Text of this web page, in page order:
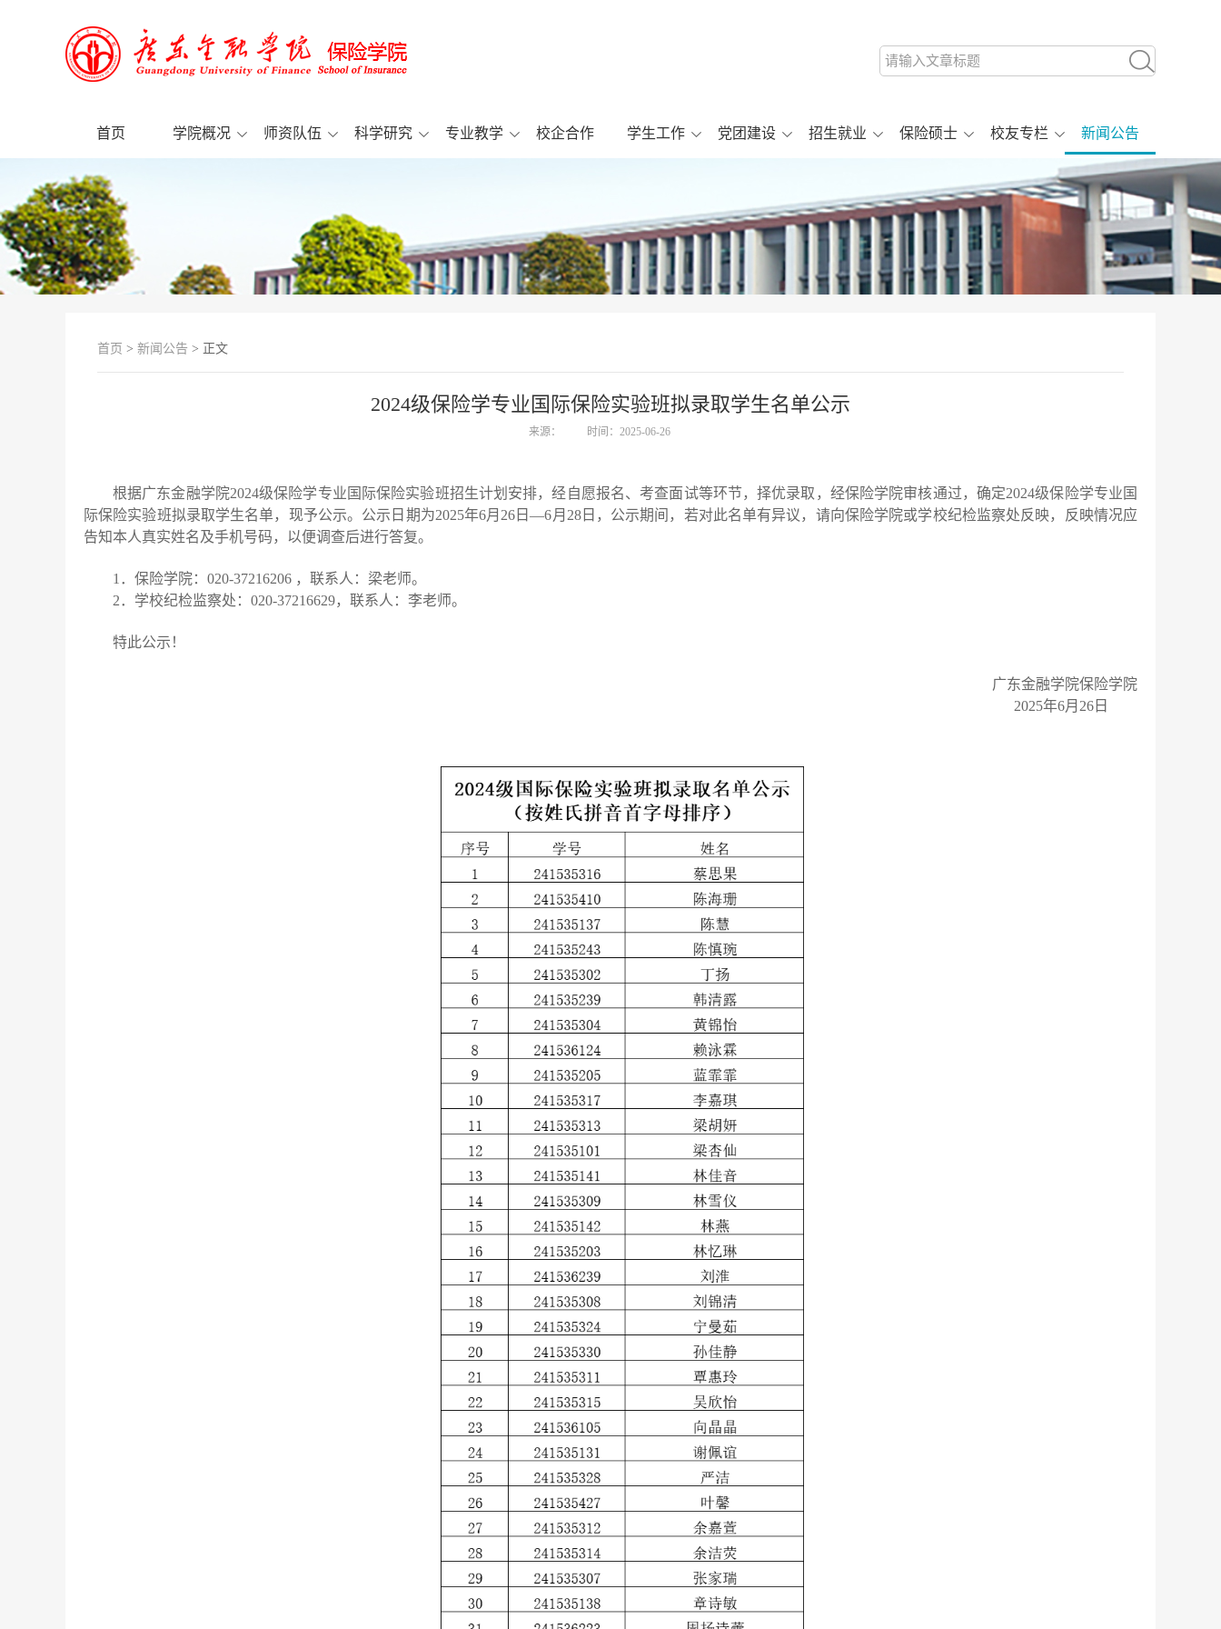
首页 学院概况 师资队伍 科学研究 专业教学 校企合作 学生工作 党团建设 招生就业 保险硕士 校友专栏 新闻公告
首页 > 新闻公告 > 正文
2024级保险学专业国际保险实验班拟录取学生名单公示
来源： 时间：2025-06-26
根据广东金融学院2024级保险学专业国际保险实验班招生计划安排，经自愿报名、考查面试等环节，择优录取，经保险学院审核通过，确定2024级保险学专业国
际保险实验班拟录取学生名单，现予公示。公示日期为2025年6月26日—6月28日，公示期间，若对此名单有异议，请向保险学院或学校纪检监察处反映，反映情况应
告知本人真实姓名及手机号码，以便调查后进行答复。
1．保险学院：020-37216206 ，联系人：梁老师。
2．学校纪检监察处：020-37216629，联系人：李老师。
特此公示！
广东金融学院保险学院
2025年6月26日